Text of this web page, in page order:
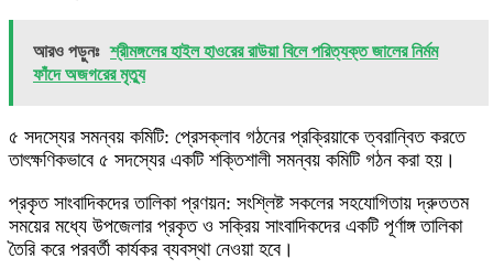
আরও পড়ুনঃ শ্রীমঙ্গলের হাইল হাওরের রাউয়া বিলে পরিত্যক্ত জালের নির্মম
ফাঁদে অজগরের মৃত্যু
​৫ সদস্যের সমন্বয় কমিটি: প্রেসক্লাব গঠনের প্রক্রিয়াকে ত্বরান্বিত করতে
তাৎক্ষণিকভাবে ৫ সদস্যের একটি শক্তিশালী সমন্বয় কমিটি গঠন করা হয়।
​প্রকৃত সাংবাদিকদের তালিকা প্রণয়ন: সংশ্লিষ্ট সকলের সহযোগিতায় দ্রুততম
সময়ের মধ্যে উপজেলার প্রকৃত ও সক্রিয় সাংবাদিকদের একটি পূর্ণাঙ্গ তালিকা
তৈরি করে পরবর্তী কার্যকর ব্যবস্থা নেওয়া হবে।